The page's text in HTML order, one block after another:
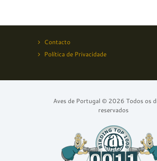
Contacto
Política de Privacidade
Aves de Portugal © 2026 Todos os
reservados